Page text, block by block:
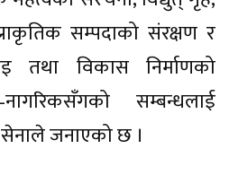
सम्पदाको संरक्षण र
तथा विकास निर्माणको
सम्बन्धलाई
जनाएको छ ।